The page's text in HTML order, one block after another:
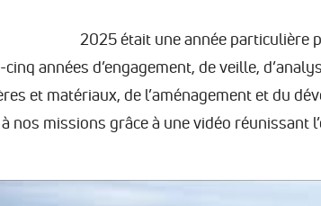
2025 était une année particulière
années d’engagement, de veille,
et matériaux, de l’aménagement et du
nos missions grâce à une vidéo